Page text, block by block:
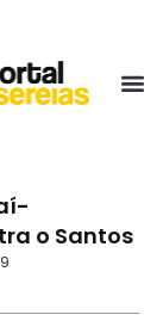
o Santos